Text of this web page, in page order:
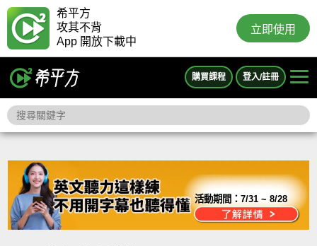
希平方
攻其不背
App 開放下載中
立即使用
購買課程 登入/註冊
活動期間：7/31 ~ 8/28